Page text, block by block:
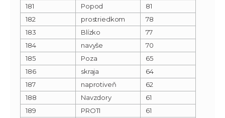
181
Popod
81
182
prostriedkom
78
183
Blízko
77
184
navyše
70
185
Poza
65
186
skraja
64
187
naprotiveň
62
188
Navzdory
61
189
PROTI
61